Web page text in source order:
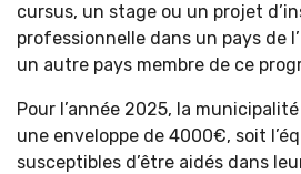
cursus, un stage ou un projet
professionnelle dans un pays de
un autre pays membre de ce
Pour l’année 2025, la
une enveloppe de 4000€, soit
susceptibles d’être aidés dans